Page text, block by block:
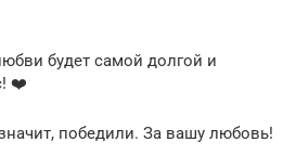
будет самой долгой и
❤️
победили. За вашу любовь!